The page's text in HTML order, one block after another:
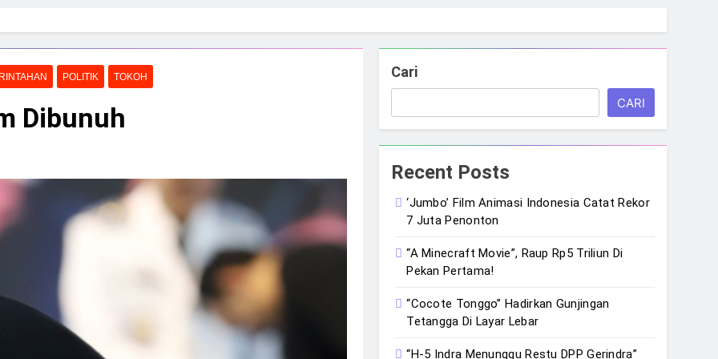
POLITIK TOKOH
Dibunuh
Cari
CARI
Recent Posts
‘Jumbo’ Film Animasi Indonesia Catat Rekor
7 Juta Penonton
“A Minecraft Movie”, Raup Rp5 Triliun Di
Pekan Pertama!
“Cocote Tonggo” Hadirkan Gunjingan
Tetangga Di Layar Lebar
“H-5 Indra Menunggu Restu DPP Gerindra”